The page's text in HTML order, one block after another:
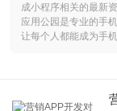
成小程序‌相关的最新资
应用公园是专业的手
让每个人都能成为手